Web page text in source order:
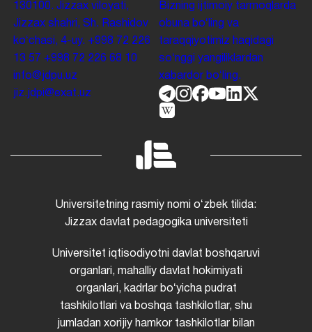
130100. Jizzax viloyati,
Jizzax shahri, Sh. Rashidov
koʻchasi, 4-uy. +998 72 226
13 57 +998 72 226 68 10
info@jdpu.uz
jiz.jdpi@exat.uz
Bizning ijtimoiy tarmoqlarda
obuna boʻling va
taraqqiyotimiz haqidagi
soʻnggi yangiliklardan
xabardor boʻling.
Universitetning rasmiy nomi oʻzbek tilida:
Jizzax davlat pedagogika universiteti
Universitet iqtisodiyotni davlat boshqaruvi
organlari, mahalliy davlat hokimiyati
organlari, kadrlar boʻyicha pudrat
tashkilotlari va boshqa tashkilotlar, shu
jumladan xorijiy hamkor tashkilotlar bilan